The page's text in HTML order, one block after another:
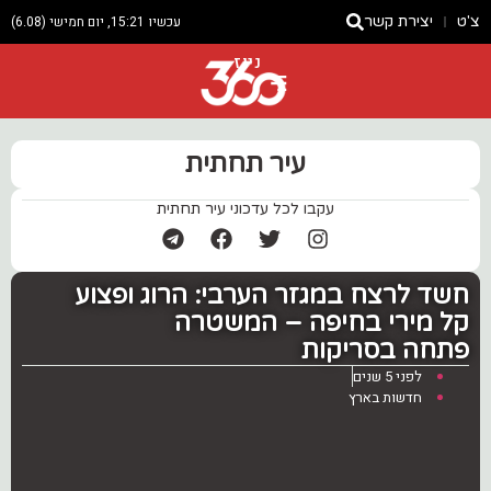
צ'ט יצירת קשר עכשיו 15:21, יום חמישי (6.08)
ניוז
עיר תחתית
עקבו לכל עדכוני עיר תחתית
חשד לרצח במגזר הערבי: הרוג ופצוע
קל מירי בחיפה – המשטרה
פתחה בסריקות
לפני 5 שנים
חדשות בארץ